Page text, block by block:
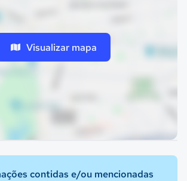
Visualizar mapa
contidas e/ou mencionadas